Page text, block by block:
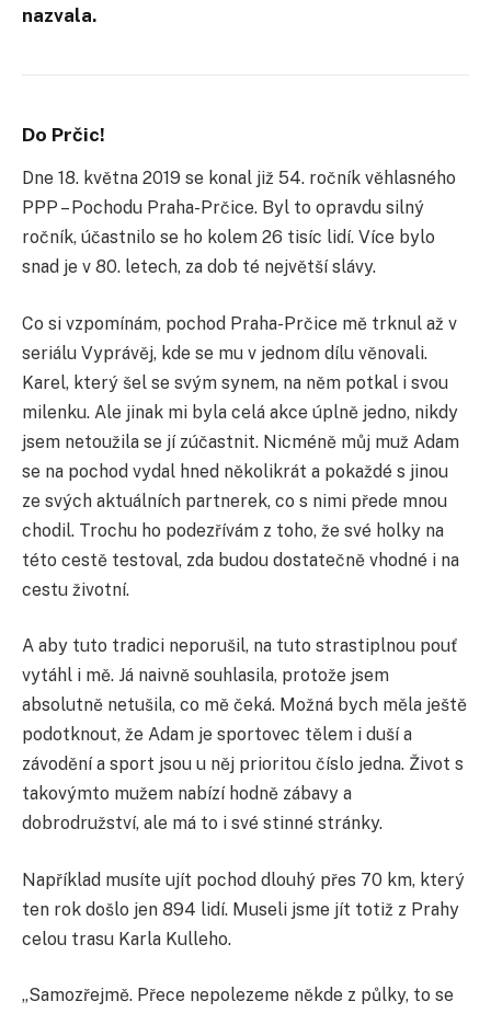
nazvala.
Do Prčic!
Dne 18. května 2019 se konal již 54. ročník věhlasného
PPP – Pochodu Praha-Prčice. Byl to opravdu silný
ročník, účastnilo se ho kolem 26 tisíc lidí. Více bylo
snad je v 80. letech, za dob té největší slávy.
Co si vzpomínám, pochod Praha-Prčice mě trknul až v
seriálu Vyprávěj, kde se mu v jednom dílu věnovali.
Karel, který šel se svým synem, na něm potkal i svou
milenku. Ale jinak mi byla celá akce úplně jedno, nikdy
jsem netoužila se jí zúčastnit. Nicméně můj muž Adam
se na pochod vydal hned několikrát a pokaždé s jinou
ze svých aktuálních partnerek, co s nimi přede mnou
chodil. Trochu ho podezřívám z toho, že své holky na
této cestě testoval, zda budou dostatečně vhodné i na
cestu životní.
A aby tuto tradici neporušil, na tuto strastiplnou pouť
vytáhl i mě. Já naivně souhlasila, protože jsem
absolutně netušila, co mě čeká. Možná bych měla ještě
podotknout, že Adam je sportovec tělem i duší a
závodění a sport jsou u něj prioritou číslo jedna. Život s
takovýmto mužem nabízí hodně zábavy a
dobrodružství, ale má to i své stinné stránky.
Například musíte ujít pochod dlouhý přes 70 km, který
ten rok došlo jen 894 lidí. Museli jsme jít totiž z Prahy
celou trasu Karla Kulleho.
„Samozřejmě. Přece nepolezeme někde z půlky, to se